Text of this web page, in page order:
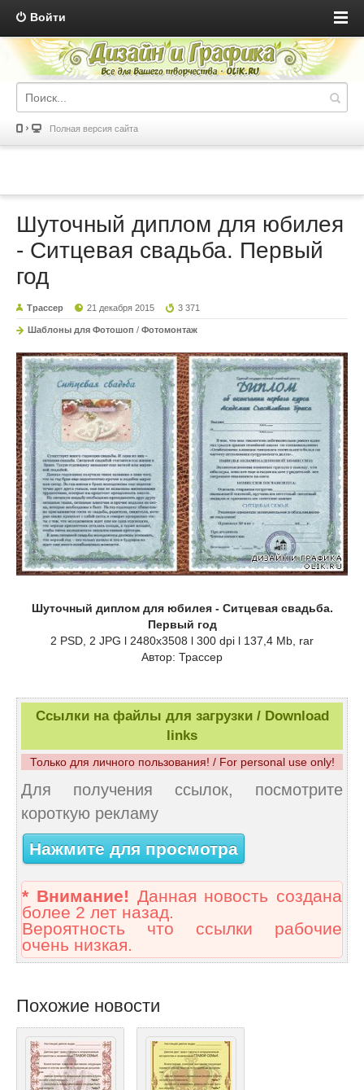
Войти
Полная версия сайта
Шуточный диплом для юбилея
- Ситцевая свадьба. Первый
год
Трассер 21 декабря 2015 3 371
Шаблоны для Фотошоп / Фотомонтаж
Шуточный диплом для юбилея - Ситцевая свадьба.
Первый год
2 PSD, 2 JPG l 2480x3508 l 300 dpi l 137,4 Mb, rar
Автор: Трассер
Ссылки на файлы для загрузки / Download
links
Только для личного пользования! / For personal use only!
Для получения ссылок, посмотрите
короткую рекламу
Нажмите для просмотра
* Внимание! Данная новость создана
более 2 лет назад.
Вероятность что ссылки рабочие
очень низкая.
Похожие новости